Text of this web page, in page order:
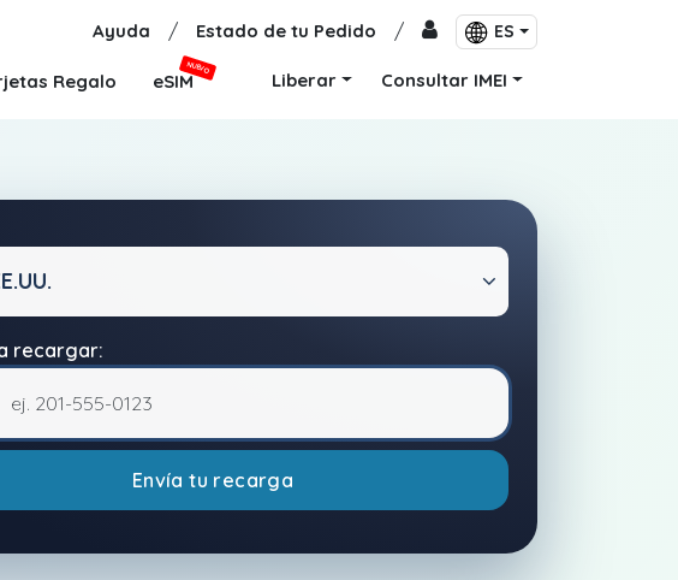
Ayuda / Estado de tu Pedido / ES
Regalo eSIM
NUEVO
Liberar Consultar IMEI
recargar:
Envía tu recarga